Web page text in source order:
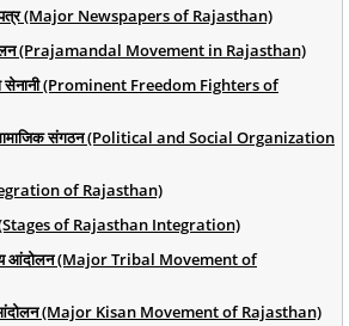
पत्र (Major Newspapers of Rajasthan)
(Prajamandal Movement in Rajasthan)
सेनानी (Prominent Freedom Fighters of
सामाजिक संगठन (Political and Social Organization
of Rajasthan)
(Stages of Rajasthan Integration)
आंदोलन (Major Tribal Movement of
आंदोलन (Major Kisan Movement of Rajasthan)